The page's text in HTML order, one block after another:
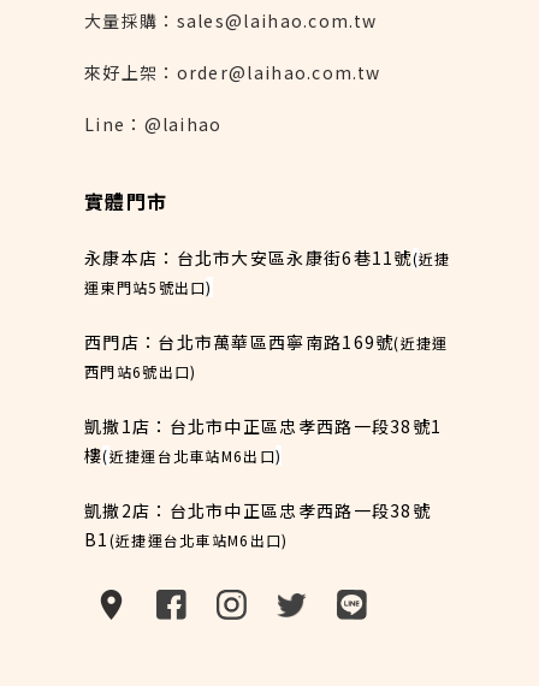
大量採購：sales@laihao.com.tw
來好上架：order@laihao.com.tw
Line：@laihao
實體門市
永康本店：台北市大安區永康街6巷11號(近捷
運東門站5號出口)
西門店：台北市萬華區西寧南路169號(近捷運
西門站6號出口)
凱撒1店：台北市中正區忠孝西路一段38號1
樓(近捷運台北車站M6出口)
凱撒2店：台北市中正區忠孝西路一段38號
B1(近捷運台北車站M6出口)